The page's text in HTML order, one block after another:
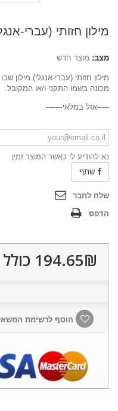
מילון חזותי (עברי-
מצב: מוצר חדש
מילון חזותי (עברי-אנגלי) מילון
מכונה בשמו התקני ו/או המקובל.
-----אזל במלאי-------
נא להודיע ​​לי כאשר המוצר זמין
שתף
שלח לחבר
הדפס
194.65₪‎
הוסף לרשימת